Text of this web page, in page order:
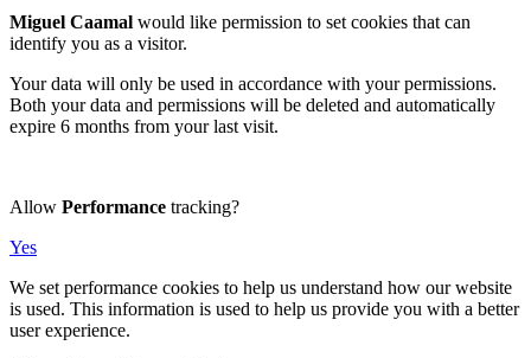
Miguel Caamal would like permission to set cookies that can
identify you as a visitor.
Your data will only be used in accordance with your permissions.
Both your data and permissions will be deleted and automatically
expire 6 months from your last visit.
Allow Performance tracking?
Yes
We set performance cookies to help us understand how our website
is used. This information is used to help us provide you with a better
user experience.